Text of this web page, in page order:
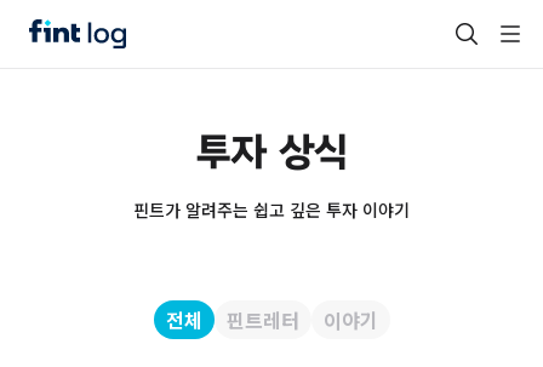
투자 상식
핀트가 알려주는 쉽고 깊은 투자 이야기
전체 핀트레터 이야기